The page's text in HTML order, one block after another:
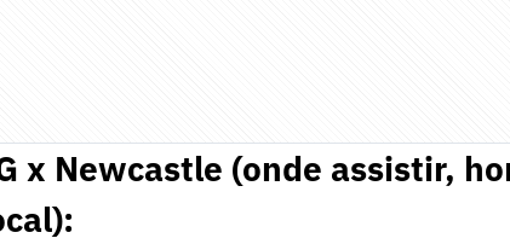
x Newcastle (onde assistir,